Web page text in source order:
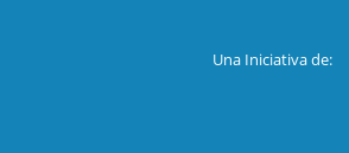
Una Iniciativa de: